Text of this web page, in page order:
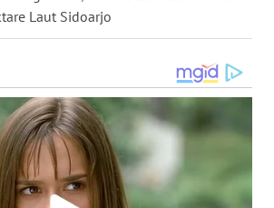
Laut Sidoarjo